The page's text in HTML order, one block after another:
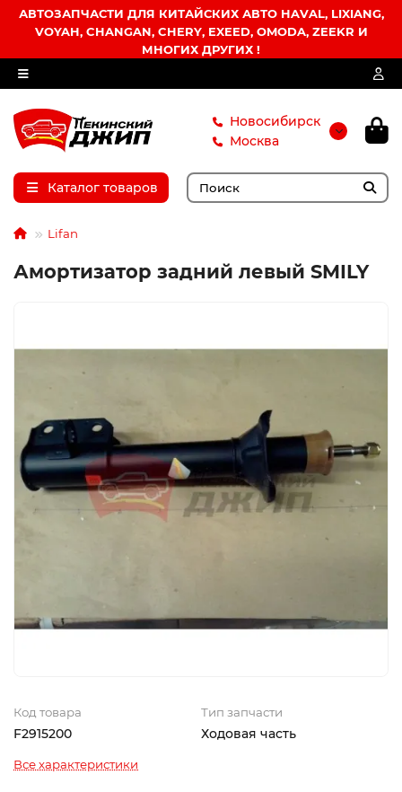
АВТОЗАПЧАСТИ ДЛЯ КИТАЙСКИХ АВТО HAVAL, LIXIANG,
VOYAH, CHANGAN, CHERY, EXEED, OMODA, ZEEKR И
МНОГИХ ДРУГИХ !
Новосибирск
Москва
Каталог товаров
Lifan
Амортизатор задний левый SMILY
Код товара
F2915200
Тип запчасти
Ходовая часть
Все характеристики